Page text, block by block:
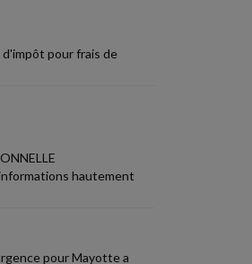
pour frais de
hautement
pour Mayotte a